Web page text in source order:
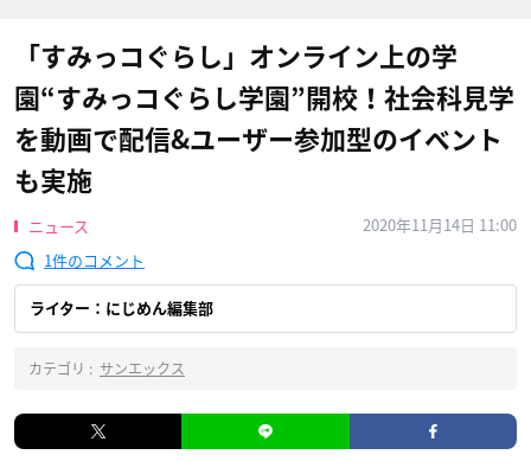
「すみっコぐらし」オンライン上の学
園“すみっコぐらし学園”開校！社会科見学
を動画で配信&ユーザー参加型のイベント
も実施
ニュース
2020年11月14日 11:00
1
ライター：にじめん編集部
カテゴリ : サンエックス